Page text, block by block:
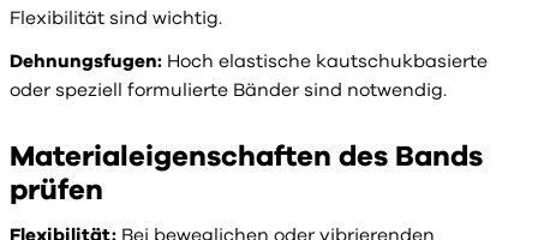
Flexibilität sind wichtig.
Dehnungsfugen: Hoch elastische kautschukbasierte
oder speziell formulierte Bänder sind notwendig.
Materialeigenschaften des Bands
prüfen
Flexibilität: Bei beweglichen oder vibrierenden